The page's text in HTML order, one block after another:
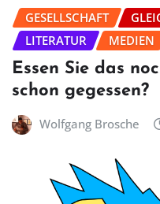
GESELLSCHAFT
LITERATUR
MEDIEN
Essen Sie das
schon gegessen?
Wolfgang Brosche